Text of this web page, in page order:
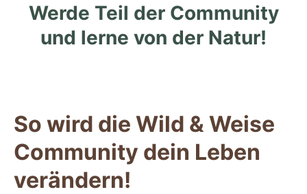
Werde Teil der Community
und lerne von der Natur!
So wird die Wild & Weise
Community dein Leben
verändern!